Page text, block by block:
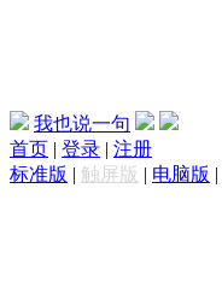
我也说一句
首页 | 登录 | 注册
标准版 | 触屏版 | 电脑版 |